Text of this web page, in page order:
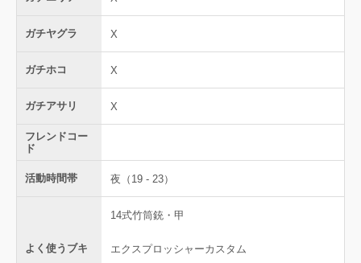
ガチヤグラ X
ガチホコ X
ガチアサリ X
フレンドコー
ド
活動時間帯 夜（19 - 23）
よく使うブキ
14式竹筒銃・甲
エクスプロッシャーカスタム